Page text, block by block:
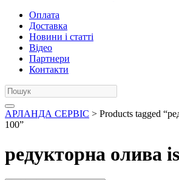
Оплата
Доставка
Новини і статті
Відео
Партнери
Контакти
АРЛАНДА СЕРВІС > Products tagged
100”
редукторна олива